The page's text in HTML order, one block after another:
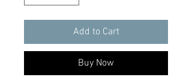
Add to Cart
Buy Now